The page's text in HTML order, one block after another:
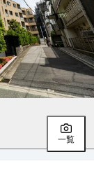
一覧